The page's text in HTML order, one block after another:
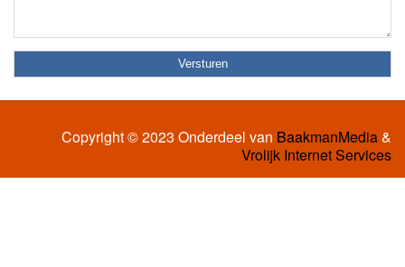
Copyright © 2023 Onderdeel van BaakmanMedia&
Vrolijk Internet Services